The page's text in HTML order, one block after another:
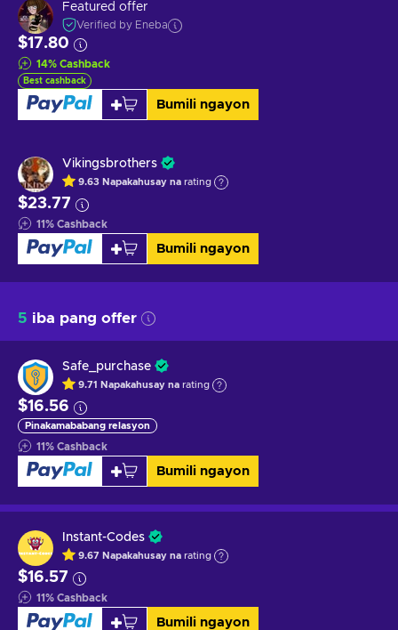
Featured offer
Verified by Eneba
$17.80
14% Cashback
Best cashback
Bumili ngayon
Vikingsbrothers
9.63 Napakahusay na rating
$23.77
11% Cashback
Bumili ngayon
5 iba pang offer
Safe_purchase
9.71 Napakahusay na rating
$16.56
Pinakamababang relasyon
11% Cashback
Bumili ngayon
Instant-Codes
9.67 Napakahusay na rating
$16.57
11% Cashback
Bumili ngayon